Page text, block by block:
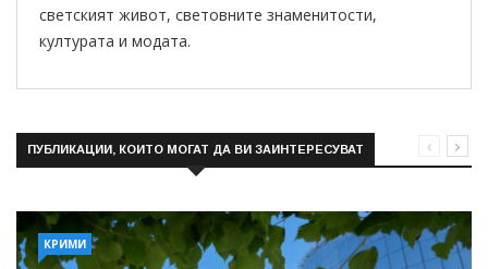
светският живот, световните знаменитости,
културата и модата.
ПУБЛИКАЦИИ, КОИТО МОГАТ ДА ВИ ЗАИНТЕРЕСУВАТ
КРИМИ